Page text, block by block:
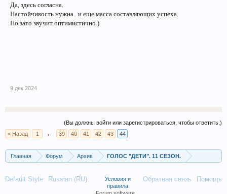
Да, здесь согласна.
Настойчивость нужна.. и еще масса составляющих успеха.
Но зато звучит оптимистично.)
9 дек 2024
(Вы должны войти или зарегистрироваться, чтобы ответить.)
< Назад
1 ← 39 40 41 42 43 44
Главная Форум Архив ГОЛОС "ДЕТИ". 11 СЕЗОН.
Default Style Russian (RU) Обратная связь Помощь
Условия и
правила